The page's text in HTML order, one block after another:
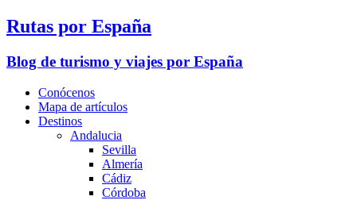
Rutas por España
Blog de turismo y viajes por España
Conócenos
Mapa de artículos
Destinos
Andalucia
Sevilla
Almería
Cádiz
Córdoba